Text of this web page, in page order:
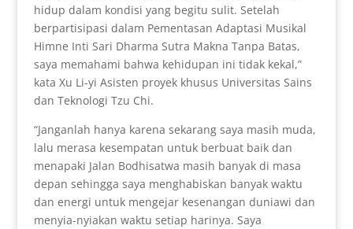
hidup dalam kondisi yang begitu sulit. Setelah
berpartisipasi dalam Pementasan Adaptasi Musikal
Himne Inti Sari Dharma Sutra Makna Tanpa Batas,
saya memahami bahwa kehidupan ini tidak kekal,”
kata Xu Li-yi Asisten proyek khusus Universitas Sains
dan Teknologi Tzu Chi.
“Janganlah hanya karena sekarang saya masih muda,
lalu merasa kesempatan untuk berbuat baik dan
menapaki Jalan Bodhisatwa masih banyak di masa
depan sehingga saya menghabiskan banyak waktu
dan energi untuk mengejar kesenangan duniawi dan
menyia-nyiakan waktu setiap harinya. Saya